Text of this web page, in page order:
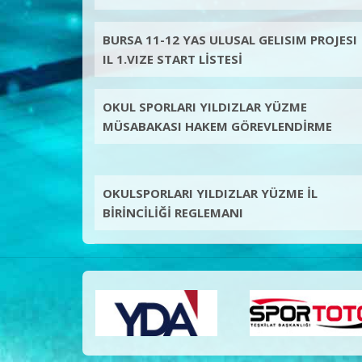
BURSA 11-12 YAS ULUSAL GELISIM PROJESI
IL 1.VIZE START LİSTESİ
OKUL SPORLARI YILDIZLAR YÜZME
MÜSABAKASI HAKEM GÖREVLENDİRME
OKULSPORLARI YILDIZLAR YÜZME İL
BİRİNCİLİĞİ REGLEMANI